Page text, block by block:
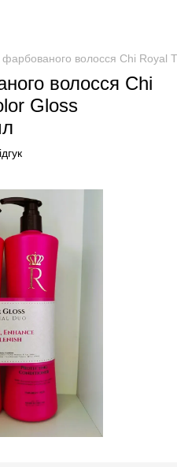
фарбованого волосся Chi
волосся Chi
Gloss